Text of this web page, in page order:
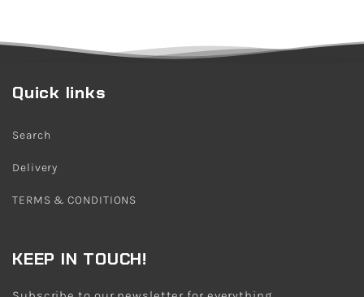
Quick links
Search
Delivery
TERMS & CONDITIONS
KEEP IN TOUCH!